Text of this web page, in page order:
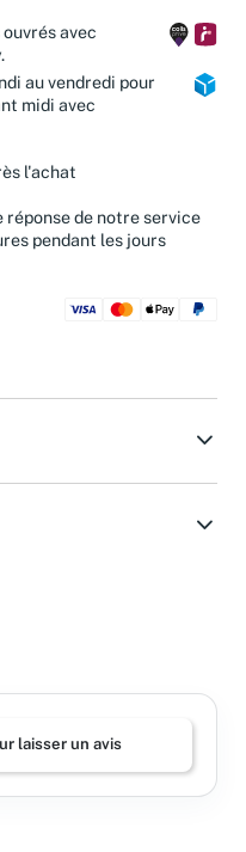
avec
au vendredi pour
midi avec
l'achat
réponse de notre service
pendant les jours
laisser un avis